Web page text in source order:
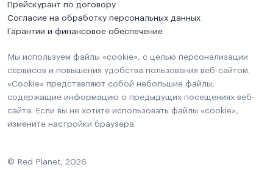
Прейскурант по договору
Согласие на обработку персональных данных
Гарантии и финансовое обеспечение
Мы используем файлы «cookie», с целью персонализации
сервисов и повышения удобства пользования веб-сайтом.
«Cookie» представляют собой небольшие файлы,
содержащие информацию о предыдущих посещениях веб-
сайта. Если вы не хотите использовать файлы «cookie»,
измените настройки браузера.
© Red Planet, 2026